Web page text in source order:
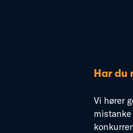
Har du
Vi hører